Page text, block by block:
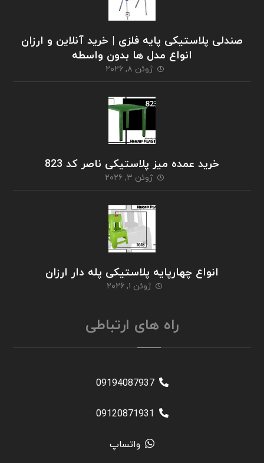
صندلی پلاستیکی پایه فلزی | خرید آنلاین و ارزان
انواع مدل ها بدون واسطه
ژوئن ۸, ۲۰۲۶
خرید عمده میز پلاستیکی ناصر کد 823
ژوئن ۳, ۲۰۲۶
انواع چهارپایه پلاستیکی پله دار ارزان
ژوئن ۱, ۲۰۲۶
راه های ارتباطی
09194087937
09120871931
واتساپ